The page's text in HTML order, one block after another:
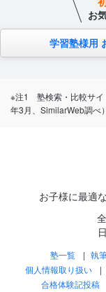
お
学習塾様用
※注1 塾検索・比較サイ
年3月、SimilarWeb調べ）
お子様に最適
塾一覧 執
個人情報取り扱い
合格体験記投稿